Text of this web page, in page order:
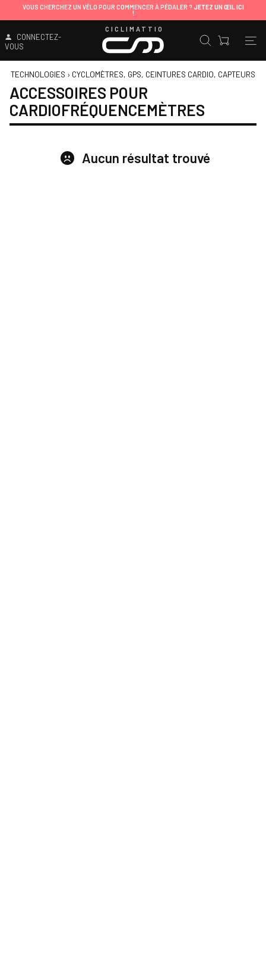
VOUS CHERCHEZ UN VÉLO POUR COMMENCER À PÉDALER ? JETEZ UN ŒIL ICI
!
CONNECTEZ-
VOUS
CICLIMATTIO
TECHNOLOGIES › CYCLOMÈTRES, GPS, CEINTURES CARDIO, CAPTEURS
ACCESSOIRES POUR
CARDIOFRÉQUENCEMÈTRES
Aucun résultat trouvé